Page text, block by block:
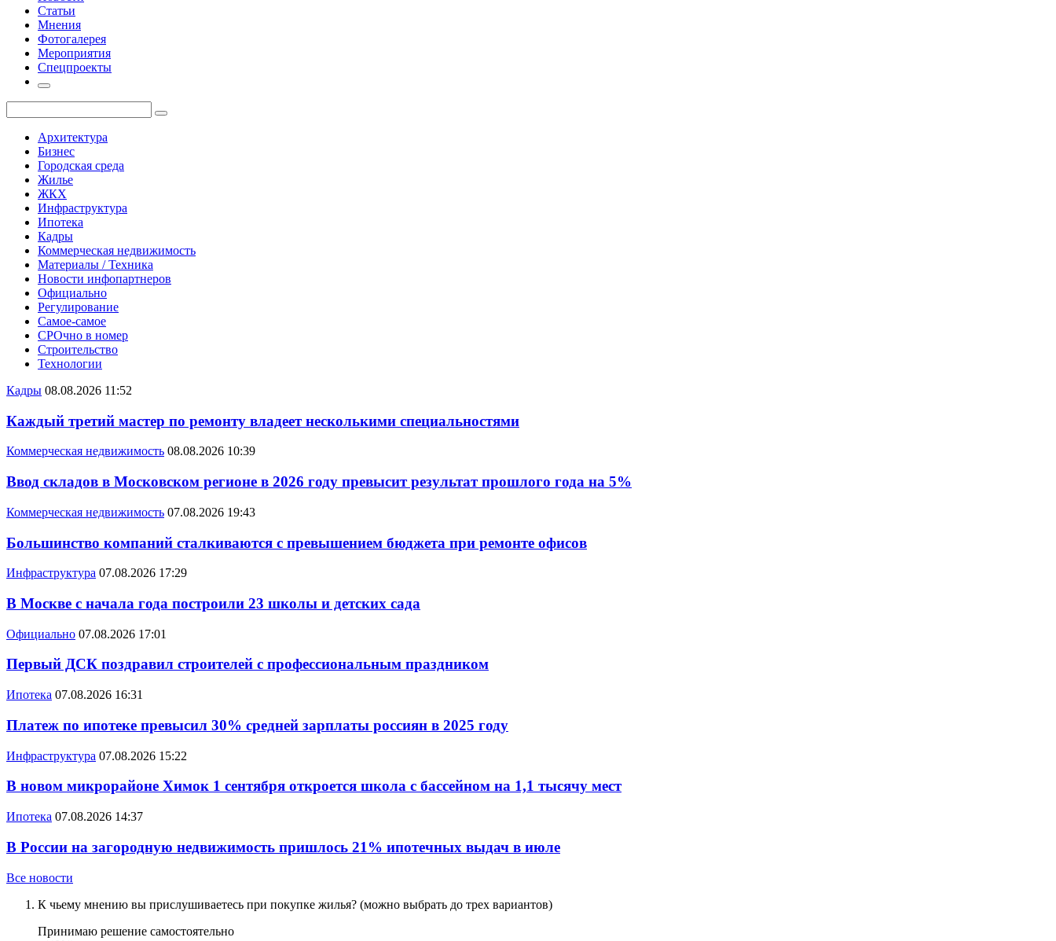
Статьи
Мнения
Фотогалерея
Мероприятия
Спецпроекты
Архитектура
Бизнес
Городская среда
Жилье
ЖКХ
Инфраструктура
Ипотека
Кадры
Коммерческая недвижимость
Материалы / Техника
Новости инфопартнеров
Официально
Регулирование
Самое-самое
СРОчно в номер
Строительство
Технологии
Кадры 08.08.2026 11:52
Каждый третий мастер по ремонту владеет несколькими специальностями
Коммерческая недвижимость 08.08.2026 10:39
Ввод складов в Московском регионе в 2026 году превысит результат прошлого года на 5%
Коммерческая недвижимость 07.08.2026 19:43
Большинство компаний сталкиваются с превышением бюджета при ремонте офисов
Инфраструктура 07.08.2026 17:29
В Москве с начала года построили 23 школы и детских сада
Официально 07.08.2026 17:01
Первый ДСК поздравил строителей с профессиональным праздником
Ипотека 07.08.2026 16:31
Платеж по ипотеке превысил 30% средней зарплаты россиян в 2025 году
Инфраструктура 07.08.2026 15:22
В новом микрорайоне Химок 1 сентября откроется школа с бассейном на 1,1 тысячу мест
Ипотека 07.08.2026 14:37
В России на загородную недвижимость пришлось 21% ипотечных выдач в июле
Все новости
К чьему мнению вы прислушиваетесь при покупке жилья? (можно выбрать до трех вариантов)
Принимаю решение самостоятельно